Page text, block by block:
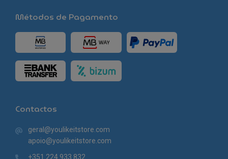
Métodos de Pagamento
Contactos
geral@youlikeitstore.com
apoio@youlikeitstore.com
+351 224 933 832